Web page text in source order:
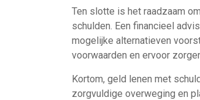
Ten slotte is het raadzaam
schulden. Een financieel
mogelijke alternatieven
voorwaarden en ervoor
Kortom, geld lenen met
zorgvuldige overweging en